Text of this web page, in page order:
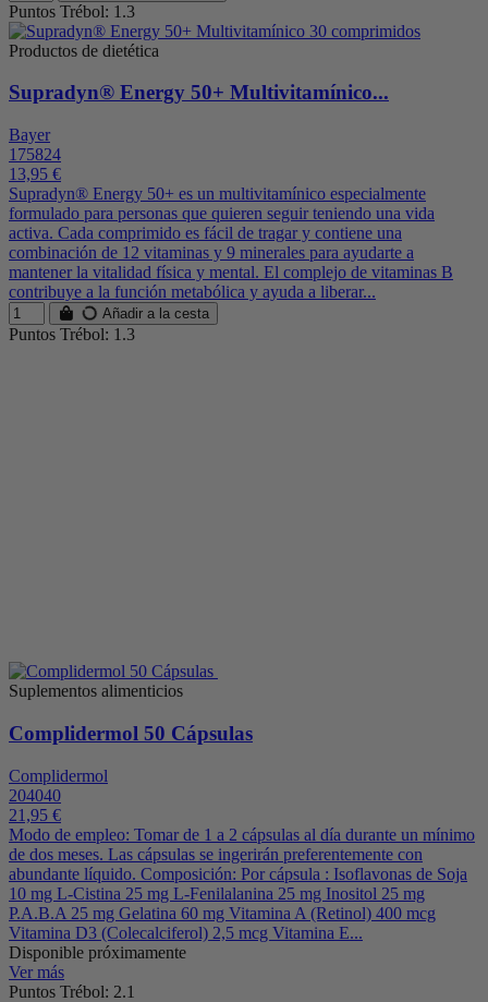
Puntos Trébol: 1.3
Productos de dietética
Supradyn® Energy 50+ Multivitamínico...
Bayer
175824
13,95 €
Supradyn® Energy 50+ es un multivitamínico especialmente
formulado para personas que quieren seguir teniendo una vida
activa. Cada comprimido es fácil de tragar y contiene una
combinación de 12 vitaminas y 9 minerales para ayudarte a
mantener la vitalidad física y mental. El complejo de vitaminas B
contribuye a la función metabólica y ayuda a liberar...
Añadir a la cesta
Puntos Trébol: 1.3
Suplementos alimenticios
Complidermol 50 Cápsulas
Complidermol
204040
21,95 €
Modo de empleo: Tomar de 1 a 2 cápsulas al día durante un mínimo
de dos meses. Las cápsulas se ingerirán preferentemente con
abundante líquido. Composición: Por cápsula : Isoflavonas de Soja
10 mg L-Cistina 25 mg L-Fenilalanina 25 mg Inositol 25 mg
P.A.B.A 25 mg Gelatina 60 mg Vitamina A (Retinol) 400 mcg
Vitamina D3 (Colecalciferol) 2,5 mcg Vitamina E...
Disponible próximamente
Ver más
Puntos Trébol: 2.1